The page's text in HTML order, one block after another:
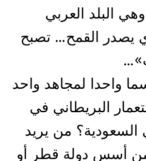
وهي البلد العربي
يصدر القمح… تصبح
واحدا لمجاهد واحد
البريطاني في
من يريد
أسس دولة قطر أو